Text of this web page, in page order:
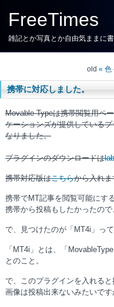
FreeTimes
雑記とか写真とか自由気ままに書
old « 色
携帯に対応しました。
Movable Typeは携帯閲覧用ペ
ケーションズが提供している
なりました。
プラグインのダウンロードは
携帯対応版はこちらから入れま
携帯でMT記事を閲覧可能にす
携帯から投稿もしたかったの
で、見つけたのが「MT4i」って
「MT4i」とは、「
とのこと。
で、このプラグインを入れる
画像は投稿出来ないみたいで